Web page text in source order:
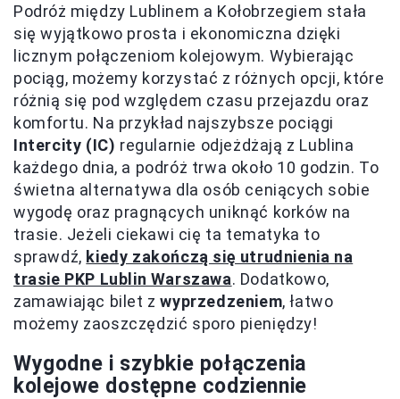
Podróż między Lublinem a Kołobrzegiem stała
się wyjątkowo prosta i ekonomiczna dzięki
licznym połączeniom kolejowym. Wybierając
pociąg, możemy korzystać z różnych opcji, które
różnią się pod względem czasu przejazdu oraz
komfortu. Na przykład najszybsze pociągi
Intercity (IC) regularnie odjeżdżają z Lublina
każdego dnia, a podróż trwa około 10 godzin. To
świetna alternatywa dla osób ceniących sobie
wygodę oraz pragnących uniknąć korków na
trasie. Jeżeli ciekawi cię ta tematyka to
sprawdź, kiedy zakończą się utrudnienia na
trasie PKP Lublin Warszawa. Dodatkowo,
zamawiając bilet zwyprzedzeniem, łatwo
możemy zaoszczędzić sporo pieniędzy!
Wygodne i szybkie połączenia
kolejowe dostępne codziennie